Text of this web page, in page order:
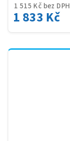
1 515 Kč bez DPH
1 833 Kč